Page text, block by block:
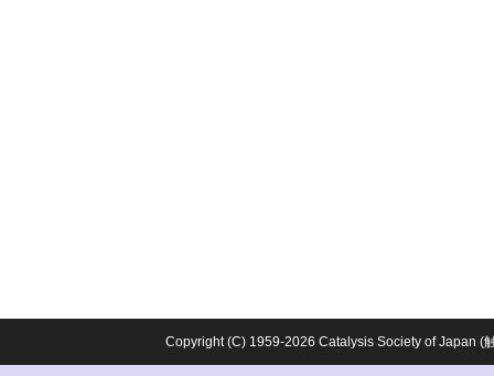
Copyright (C) 1959-2026 Catalysis Society of Japan (